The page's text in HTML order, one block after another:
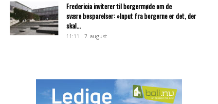
Fredericia inviterer til borgermøde om de
svære besparelser: »Input fra borgerne er det, der
skal...
11:11 - 7. august